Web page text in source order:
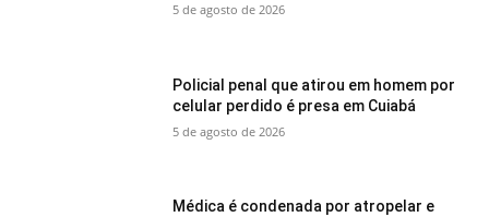
5 de agosto de 2026
Policial penal que atirou em homem por
celular perdido é presa em Cuiabá
5 de agosto de 2026
Médica é condenada por atropelar e